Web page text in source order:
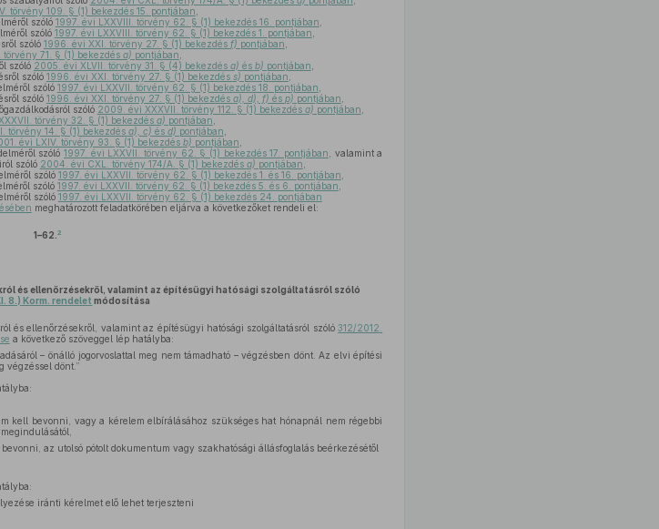
törvény 109. § (1) bekezdés 15. pontjában
szóló 1997. évi LXXVIII. törvény 62. § (1) bekezdés 16. pontjában
szóló 1997. évi LXXVIII. törvény 62. § (1) bekezdés 1. pontjában
szóló 1996. évi XXI. törvény 27. § (1) bekezdés f) pontjában
71. § (1) bekezdés a) pontjában
szóló 2005. évi XLVII. törvény 31. § (4) bekezdés a) és b) pontjában
szóló 1996. évi XXI. törvény 27. § (1) bekezdés s) pontjában
szóló 1997. évi LXXVII. törvény 62. § (1) bekezdés 18. pontjában
szóló 1996. évi XXI. törvény 27. § (1) bekezdés a), d), f) és p) pontjában
szóló 2009. évi XXXVII. törvény 112. § (1) bekezdés a) pontjában
törvény 32. § (1) bekezdés a) pontjában
törvény 14. § (1) bekezdés a), c) és d) pontjában
évi LXIV. törvény 93. § (1) bekezdés b) pontjában
szóló 1997. évi LXXVII. törvény 62. § (1) bekezdés 17. pontjában , valamint a
szóló 2004. évi CXL. törvény 174/A. § (1) bekezdés a) pontjában
szóló 1997. évi LXXVII. törvény 62. § (1) bekezdés 1. és 16. pontjában
szóló 1997. évi LXXVII. törvény 62. § (1) bekezdés 5. és 6. pontjában
szóló 1997. évi LXXVII. törvény 62. § (1) bekezdés 24. pontjában
meghatározott feladatkörében eljárva a következőket rendeli el:
1–62. 2
és ellenőrzésekről, valamint az építésügyi hatósági szolgáltatásról szóló
8.) Korm. rendelet módosítása
és ellenőrzésekről, valamint az építésügyi hatósági szolgáltatásról szóló312/2012.
a következő szöveggel lép hatályba:
– önálló jogorvoslattal meg nem támadható – végzésben dönt. Az elvi építési
végzéssel dönt.”
kell bevonni, vagy a kérelem elbírálásához szükséges hat hónapnál nem régebbi
az utolsó pótolt dokumentum vagy szakhatósági állásfoglalás beérkezésétől
iránti kérelmet elő lehet terjeszteni